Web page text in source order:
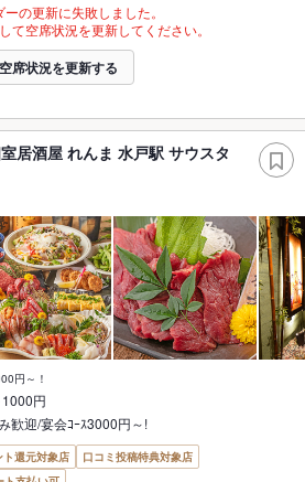
ーの更新に失敗しました。
て空席状況を更新してください。
空席状況を更新する
居酒屋 れんま 水戸駅 サウスタ
円～！
円
歓迎/宴会ｺｰｽ3000円～!
ト還元対象店
口コミ投稿特典対象店